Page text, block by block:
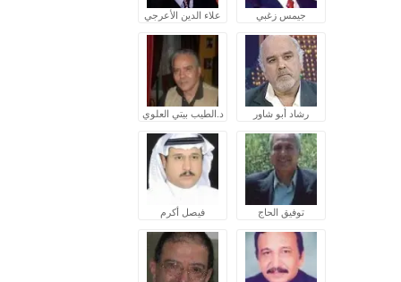
جيمس زغبي علاء الدين الأعرجي
رشاد أبو شاور د.الطيب بيتي العلوي
توفيق الحاج فيصل أكرم